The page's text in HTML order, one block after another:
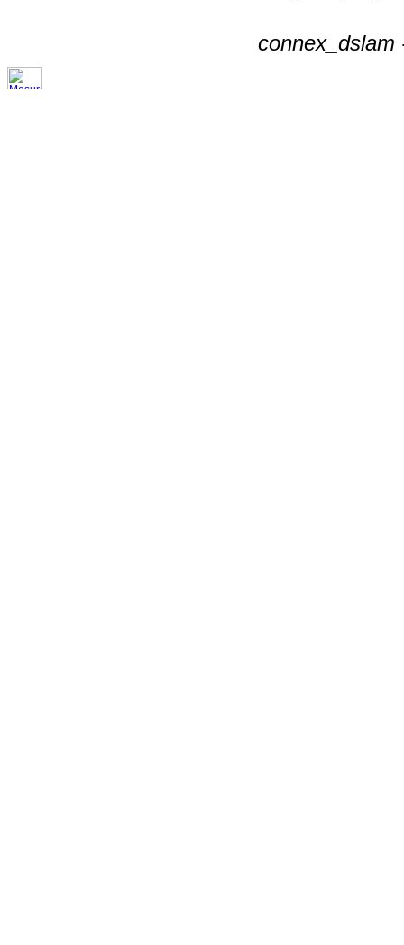
connex_dslam